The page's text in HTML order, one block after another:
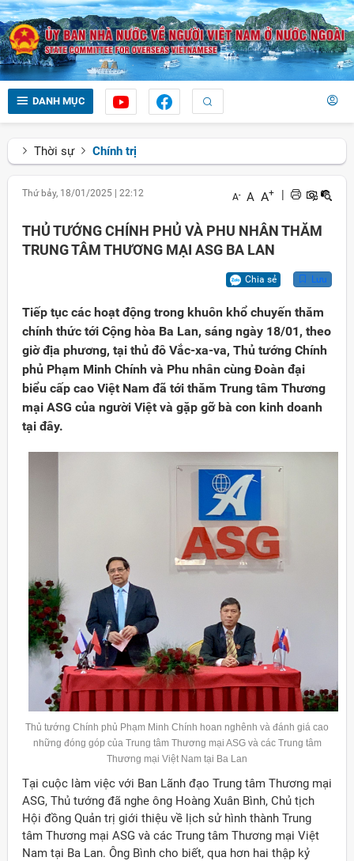
DANH MỤC
Thời sự Chính trị
Thứ bảy, 18/01/2025 22:12 A- A A+ |
THỦ TƯỚNG CHÍNH PHỦ VÀ PHU NHÂN THĂM
TRUNG TÂM THƯƠNG MẠI ASG BA LAN
Chia sẻ Lưu
Tiếp tục các hoạt động trong khuôn khổ chuyến thăm
chính thức tới Cộng hòa Ba Lan, sáng ngày 18/01, theo
giờ địa phương, tại thủ đô Vắc-xa-va, Thủ tướng Chính
phủ Phạm Minh Chính và Phu nhân cùng Đoàn đại
biểu cấp cao Việt Nam đã tới thăm Trung tâm Thương
mại ASG của người Việt và gặp gỡ bà con kinh doanh
tại đây.
Thủ tướng Chính phủ Phạm Minh Chính hoan nghênh và đánh giá cao
những đóng góp của Trung tâm Thương mại ASG và các Trung tâm
Thương mại Việt Nam tại Ba Lan
Tại cuộc làm việc với Ban Lãnh đạo Trung tâm Thương mại
ASG, Thủ tướng đã nghe ông Hoàng Xuân Bình, Chủ tịch
Hội đồng Quản trị giới thiệu về lịch sử hình thành Trung
tâm Thương mại ASG và các Trung tâm Thương mại Việt
Nam tại Ba Lan. Ông Bình cho biết, qua hơn hai thập kỷ